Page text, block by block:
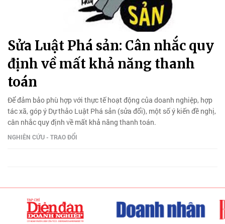
Sửa Luật Phá sản: Cân nhắc quy
định về mất khả năng thanh
toán
Để đảm bảo phù hợp với thực tế hoạt động của doanh nghiệp, hợp
tác xã, góp ý Dự thảo Luật Phá sản (sửa đổi), một số ý kiến đề nghị,
cân nhắc quy định về mất khả năng thanh toán.
NGHIÊN CỨU - TRAO ĐỔI